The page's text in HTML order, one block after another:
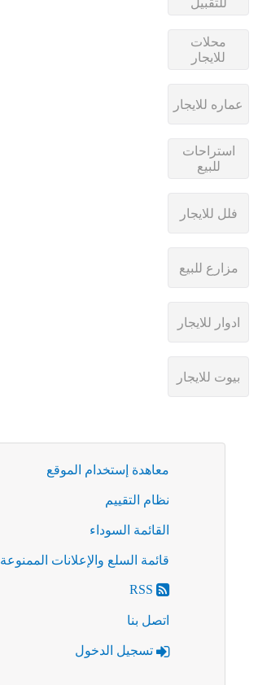
معاهدة إستخدام الموقع
نظام التقييم
القائمة السوداء
قائمة السلع والإعلانات الممنوعة
RSS
اتصل بنا
تسجيل الدخول